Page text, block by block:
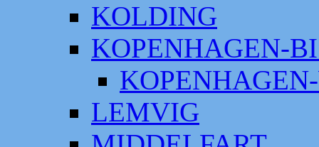
KOLDING
KOPENHAGEN-
LEMVIG